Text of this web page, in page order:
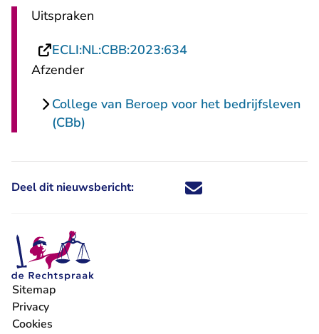
Uitspraken
ECLI:NL:CBB:2023:634- U verlaat
Afzender
College van Beroep voor het bedrijfsleven
(CBb)
Deel dit nieuwsbericht: Deel dit nieuwsbericht via X -
Deel dit nieuwsbericht via
Deel dit nieuwsbericht
Deel dit
Sitemap
Privacy
Cookies